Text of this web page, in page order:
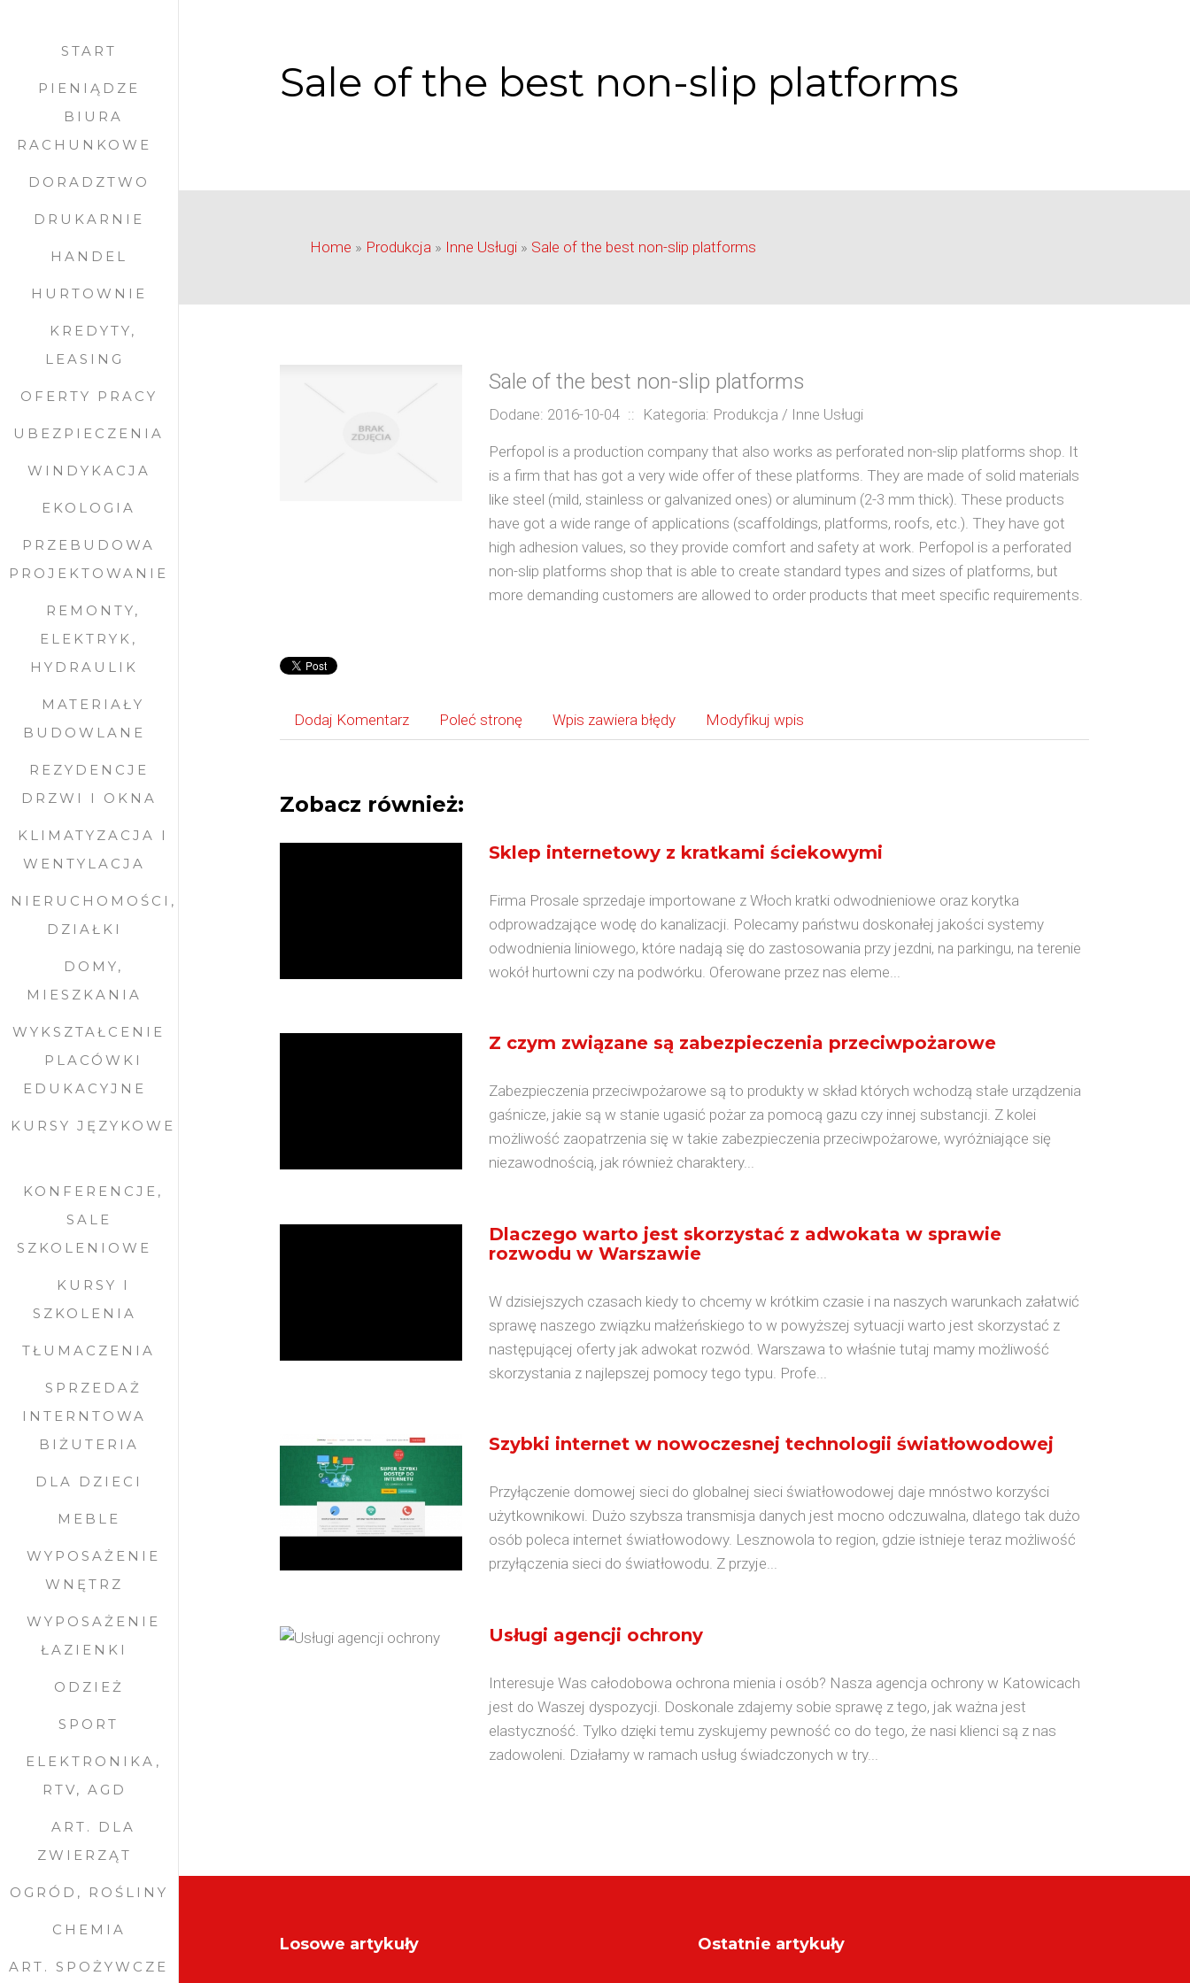
START
PIENIĄDZE
BIURA
RACHUNKOWE
DORADZTWO
DRUKARNIE
HANDEL
HURTOWNIE
KREDYTY,
LEASING
OFERTY PRACY
UBEZPIECZENIA
WINDYKACJA
EKOLOGIA
PRZEBUDOWA
PROJEKTOWANIE
REMONTY,
ELEKTRYK,
HYDRAULIK
MATERIAŁY
BUDOWLANE
REZYDENCJE
DRZWI I OKNA
KLIMATYZACJA I
WENTYLACJA
NIERUCHOMOŚCI,
DZIAŁKI
DOMY,
MIESZKANIA
WYKSZTAŁCENIE
PLACÓWKI
EDUKACYJNE
KURSY JĘZYKOWE
KONFERENCJE,
SALE
SZKOLENIOWE
KURSY I
SZKOLENIA
TŁUMACZENIA
SPRZEDAŻ
INTERNTOWA
BIŻUTERIA
DLA DZIECI
MEBLE
WYPOSAŻENIE
WNĘTRZ
WYPOSAŻENIE
ŁAZIENKI
ODZIEŻ
SPORT
ELEKTRONIKA,
RTV, AGD
ART. DLA
ZWIERZĄT
OGRÓD, ROŚLINY
CHEMIA
ART. SPOŻYWCZE
Sale of the best non-slip platforms
Home » Produkcja» Inne Usługi» Sale of the best non-slip platforms
Sale of the best non-slip platforms
Dodane: 2016-10-04 :: Kategoria: Produkcja / Inne Usługi
Perfopol is a production company that also works as perforated non-slip platforms shop. It
is a firm that has got a very wide offer of these platforms. They are made of solid materials
like steel (mild, stainless or galvanized ones) or aluminum (2-3 mm thick). These products
have got a wide range of applications (scaffoldings, platforms, roofs, etc.). They have got
high adhesion values, so they provide comfort and safety at work. Perfopol is a perforated
non-slip platforms shop that is able to create standard types and sizes of platforms, but
more demanding customers are allowed to order products that meet specific requirements.
Dodaj Komentarz Poleć stronę Wpis zawiera błędy Modyfikuj wpis
Zobacz również:
Sklep internetowy z kratkami ściekowymi
Firma Prosale sprzedaje importowane z Włoch kratki odwodnieniowe oraz korytka
odprowadzające wodę do kanalizacji. Polecamy państwu doskonałej jakości systemy
odwodnienia liniowego, które nadają się do zastosowania przy jezdni, na parkingu, na terenie
wokół hurtowni czy na podwórku. Oferowane przez nas eleme...
Z czym związane są zabezpieczenia przeciwpożarowe
Zabezpieczenia przeciwpożarowe są to produkty w skład których wchodzą stałe urządzenia
gaśnicze, jakie są w stanie ugasić pożar za pomocą gazu czy innej substancji. Z kolei
możliwość zaopatrzenia się w takie zabezpieczenia przeciwpożarowe, wyróżniające się
niezawodnością, jak również charaktery...
Dlaczego warto jest skorzystać z adwokata w sprawie
rozwodu w Warszawie
W dzisiejszych czasach kiedy to chcemy w krótkim czasie i na naszych warunkach załatwić
sprawę naszego związku małżeńskiego to w powyższej sytuacji warto jest skorzystać z
następującej oferty jak adwokat rozwód. Warszawa to właśnie tutaj mamy możliwość
skorzystania z najlepszej pomocy tego typu. Profe...
Szybki internet w nowoczesnej technologii światłowodowej
Przyłączenie domowej sieci do globalnej sieci światłowodowej daje mnóstwo korzyści
użytkownikowi. Dużo szybsza transmisja danych jest mocno odczuwalna, dlatego tak dużo
osób poleca internet światłowodowy. Lesznowola to region, gdzie istnieje teraz możliwość
przyłączenia sieci do światłowodu. Z przyje...
Usługi agencji ochrony
Interesuje Was całodobowa ochrona mienia i osób? Nasza agencja ochrony w Katowicach
jest do Waszej dyspozycji. Doskonale zdajemy sobie sprawę z tego, jak ważna jest
elastyczność. Tylko dzięki temu zyskujemy pewność co do tego, że nasi klienci są z nas
zadowoleni. Działamy w ramach usług świadczonych w try...
Losowe artykuły Ostatnie artykuły